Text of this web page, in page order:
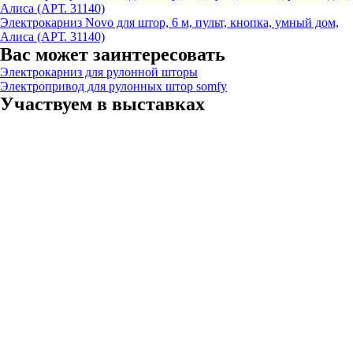
Электрокарниз Novo для штор, 6 м, пульт, кнопка, умный дом,
Алиса (АРТ. 31140)
Вас может заинтересовать
Электрокарниз для рулонной шторы
Электропривод для рулонных штор somfy
Участвуем в выставках